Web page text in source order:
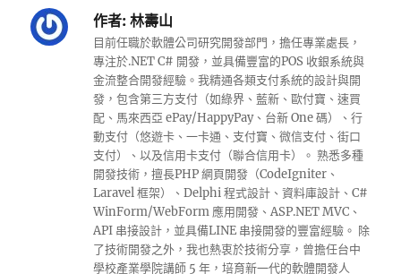
作者: 林壽山
目前任職於軟體公司研究開發部門，擔任專業處長，
專注於.NET C# 開發，並具備豐富的POS 收銀系統與
金流整合開發經驗。我精通各類支付系統的設計與開
發，包含第三方支付（如綠界、藍新、歐付寶、速買
配、馬來西亞 ePay/HappyPay、台新 One 碼）、行
動支付（悠遊卡、一卡通、支付寶、微信支付、街口
支付）、以及信用卡支付（聯合信用卡）。 熟悉多種
開發技術，擅長PHP 網頁開發（CodeIgniter、
Laravel 框架）、Delphi 程式設計、資料庫設計、C#
WinForm/WebForm 應用開發、ASP.NET MVC、
API 串接設計，並具備LINE 串接開發的豐富經驗。 除
了技術開發之外，我也熱衷於技術分享，曾擔任台中
學校產業學院講師 5 年，培育新一代的軟體開發人